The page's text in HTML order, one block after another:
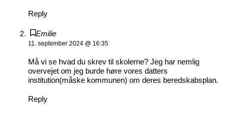
Reply
Emilie
11. september 2024 @ 16:35
Må vi se hvad du skrev til skolerne? Jeg har nemlig
overvejet om jeg burde høre vores datters
institution(måske kommunen) om deres beredskabsplan.
Reply